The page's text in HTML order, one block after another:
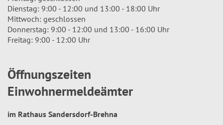
Dienstag: 9:00 - 12:00 und 13:00 - 18:00 Uhr
Mittwoch: geschlossen
Donnerstag: 9:00 - 12:00 und 13:00 - 16:00 Uhr
Freitag: 9:00 - 12:00 Uhr
Öffnungszeiten
Einwohnermeldeämter
im Rathaus Sandersdorf-Brehna